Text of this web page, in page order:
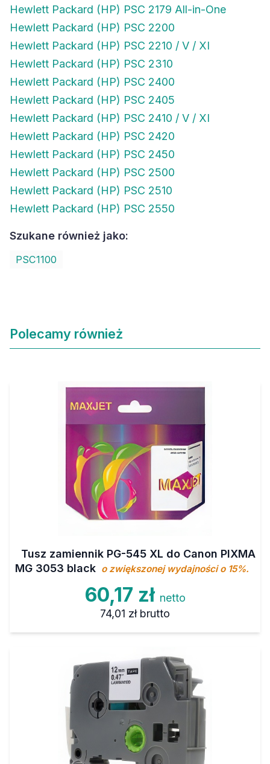
Hewlett Packard (HP) PSC 2179 All-in-One
Hewlett Packard (HP) PSC 2200
Hewlett Packard (HP) PSC 2210 / V / XI
Hewlett Packard (HP) PSC 2310
Hewlett Packard (HP) PSC 2400
Hewlett Packard (HP) PSC 2405
Hewlett Packard (HP) PSC 2410 / V / XI
Hewlett Packard (HP) PSC 2420
Hewlett Packard (HP) PSC 2450
Hewlett Packard (HP) PSC 2500
Hewlett Packard (HP) PSC 2510
Hewlett Packard (HP) PSC 2550
Szukane również jako:
PSC1100
Polecamy również
Tusz zamiennik PG-545 XL do Canon PIXMA
MG 3053 black o zwiększonej wydajności o 15%.
60,17 zł netto
74,01 zł brutto